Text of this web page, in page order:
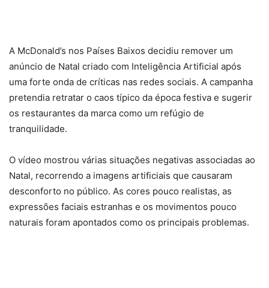
A McDonald’s nos Países Baixos decidiu remover um
anúncio de Natal criado com Inteligência Artificial após
uma forte onda de críticas nas redes sociais. A campanha
pretendia retratar o caos típico da época festiva e sugerir
os restaurantes da marca como um refúgio de
tranquilidade.
O vídeo mostrou várias situações negativas associadas ao
Natal, recorrendo a imagens artificiais que causaram
desconforto no público. As cores pouco realistas, as
expressões faciais estranhas e os movimentos pouco
naturais foram apontados como os principais problemas.